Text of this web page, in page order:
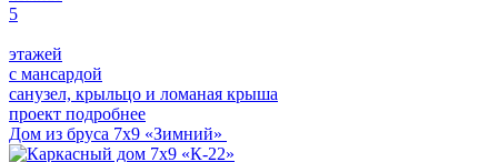
5
этажей
с мансардой
санузел, крыльцо и ломаная крыша
проект подробнее
Дом из бруса 7х9 «Зимний»